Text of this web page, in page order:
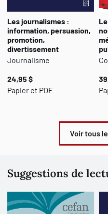
Les journalismes :
information, persuasion,
promotion,
divertissement
Journalisme
24,95 $
Papier et PDF
Voir tous
Suggestions de